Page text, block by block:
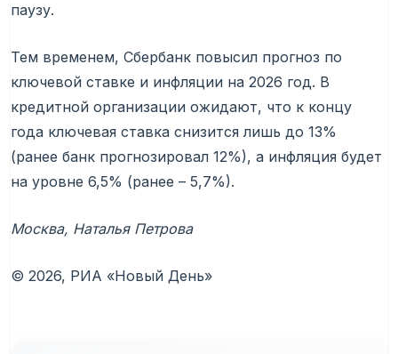
паузу.
Тем временем, Сбербанк повысил прогноз по
ключевой ставке и инфляции на 2026 год. В
кредитной организации ожидают, что к концу
года ключевая ставка снизится лишь до 13%
(ранее банк прогнозировал 12%), а инфляция будет
на уровне 6,5% (ранее – 5,7%).
Москва, Наталья Петрова
© 2026, РИА «Новый День»